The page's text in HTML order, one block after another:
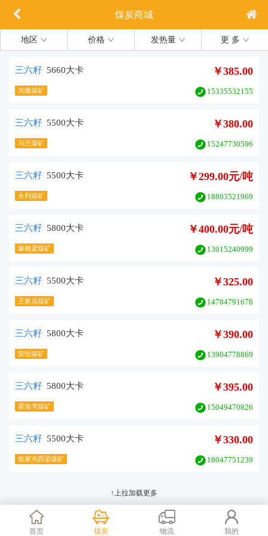
煤炭商城
地区 价格 发热量 更 多
三六籽 5660大卡 ￥385.00
兴隆煤矿 15335532155
三六籽 5500大卡 ￥380.00
乌兰煤矿 15247730596
三六籽 5500大卡 ￥299.00元/吨
永利煤矿 18803521969
三六籽 5800大卡 ￥400.00元/吨
壕赖梁煤矿 13015240999
三六籽 5500大卡 ￥325.00
王家店煤矿 14784791678
三六籽 5800大卡 ￥390.00
荣恒煤矿 13904778869
三六籽 5800大卡 ￥395.00
霍洛湾煤矿 15049470826
三六籽 5500大卡 ￥330.00
敖家沟西梁煤矿 18047751239
↑上拉加载更多
首页 煤炭 物流 我的